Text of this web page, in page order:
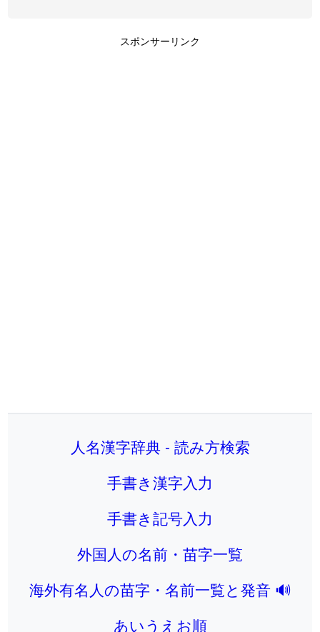
スポンサーリンク
人名漢字辞典 - 読み方検索
手書き漢字入力
手書き記号入力
外国人の名前・苗字一覧
海外有名人の苗字・名前一覧と発音 🔊
あいうえお順